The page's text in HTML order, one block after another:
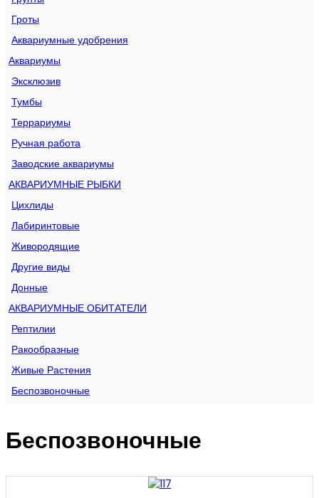
Гроты
Аквариумные удобрения
Аквариумы
Эксклюзив
Тумбы
Террариумы
Ручная работа
Заводские аквариумы
АКВАРИУМНЫЕ РЫБКИ
Цихлиды
Лабиринтовые
Живородящие
Другие виды
Донные
АКВАРИУМНЫЕ ОБИТАТЕЛИ
Рептилии
Ракообразные
Живые Растения
Беспозвоночные
Беспозвоночные